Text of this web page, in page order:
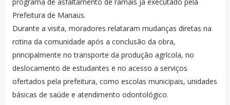
Prefeitura de Manaus.
Durante a visita, moradores relataram mudanças diretas na
rotina da comunidade após a conclusão da obra,
principalmente no transporte da produção agrícola, no
deslocamento de estudantes e no acesso a serviços
ofertados pela prefeitura, como escolas municipais, unidades
básicas de saúde e atendimento odontológico.